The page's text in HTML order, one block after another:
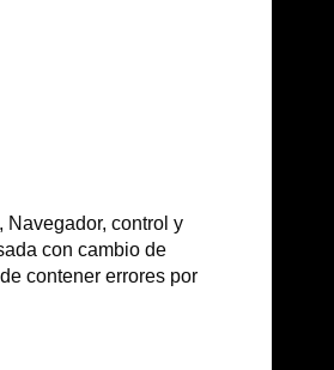
Navegador, control y
con cambio de
contener errores por